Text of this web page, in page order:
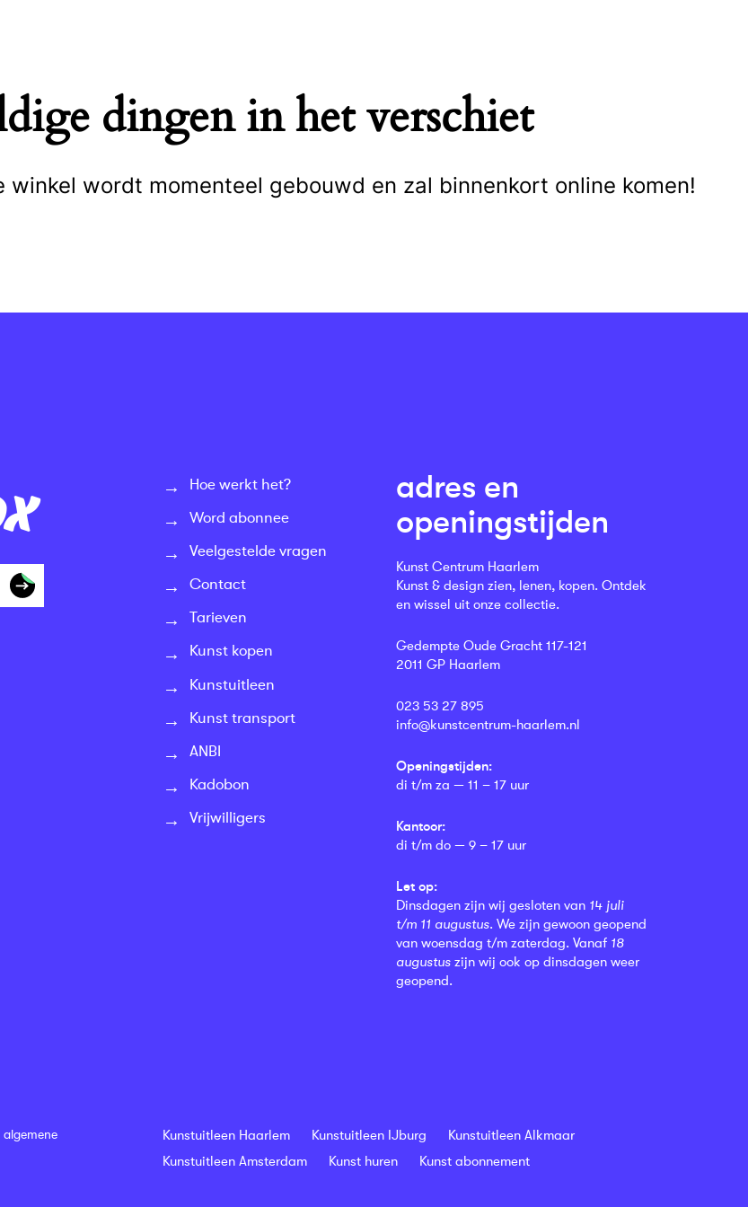
dingen in het verschiet
wordt momenteel gebouwd en zal binnenkort online komen!
Hoe werkt het?
Word abonnee
Veelgestelde vragen
Contact
Tarieven
Kunst kopen
Kunstuitleen
Kunst transport
ANBI
Kadobon
Vrijwilligers
adres en
openingstijden
Kunst Centrum Haarlem
Kunst & design zien, lenen, kopen. Ontdek
en wissel uit onze collectie.
Gedempte Oude Gracht 117-121
2011 GP Haarlem
023 53 27 895
info@kunstcentrum-haarlem.nl
Openingstijden:
di t/m za — 11 – 17 uur
Kantoor:
di t/m do — 9 – 17 uur
Let op:
Dinsdagen zijn wij gesloten van 14 juli
t/m 11 augustus. We zijn gewoon geopend
van woensdag t/m zaterdag. Vanaf 18
augustus zijn wij ook op dinsdagen weer
geopend.
algemene
Kunstuitleen Haarlem Kunstuitleen IJburg
Kunstuitleen Alkmaar
Kunstuitleen Amsterdam
Kunst huren Kunst abonnement